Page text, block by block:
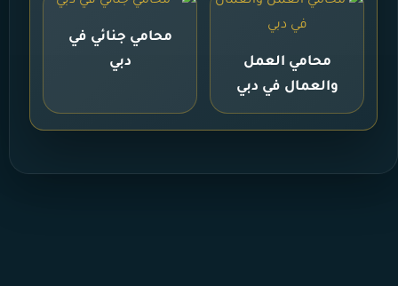
محامي العمل
والعمال في دبي
محامي جنائي في
دبي